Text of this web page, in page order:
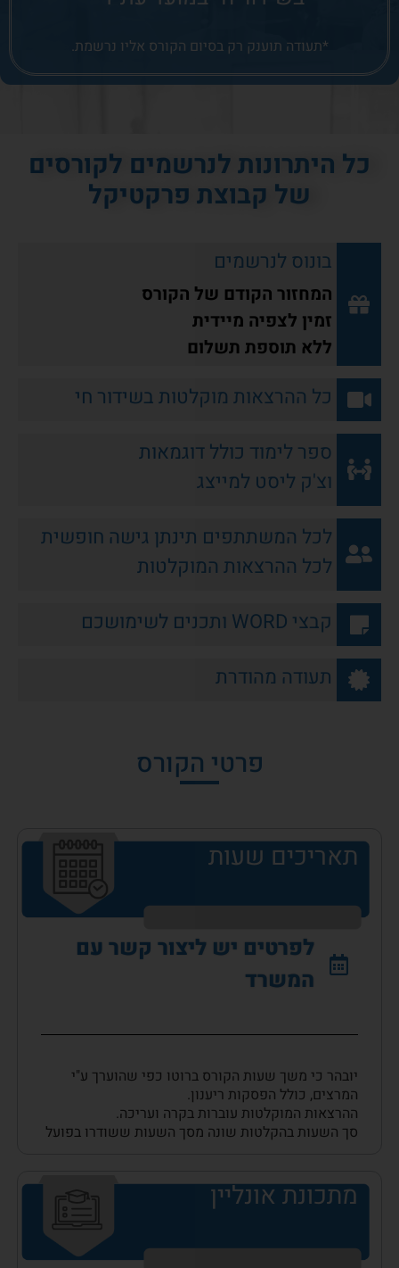
*תעודה תוענק רק בסיום הקורס אליו נרשמת.
כל היתרונות לנרשמים לקורסים
של קבוצת פרקטיקל
בונוס לנרשמים
המחזור הקודם של הקורס
זמין לצפיה מיידית
ללא תוספת תשלום
כל ההרצאות מוקלטות בשידור חי
ספר לימוד כולל דוגמאות
וצ'ק ליסט למייצג
לכל המשתתפים תינתן גישה חופשית
לכל ההרצאות המוקלטות
קבצי WORD ותכנים לשימושכם
תעודה מהודרת
פרטי הקורס
תאריכים שעות
לפרטים יש ליצור קשר עם
המשרד
יובהר כי משך שעות הקורס ברוטו כפי שהוערך ע"י
המרצים, כולל הפסקות ריענון.
ההרצאות המוקלטות עוברות בקרה ועריכה.
סך השעות בהקלטות שונה מסך השעות ששודרו בפועל
מתכונת אונליין